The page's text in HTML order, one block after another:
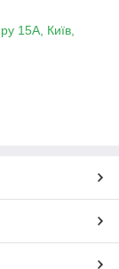
15А, Київ,